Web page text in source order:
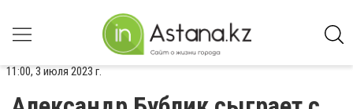
11:00, 3 июля 2023 г.